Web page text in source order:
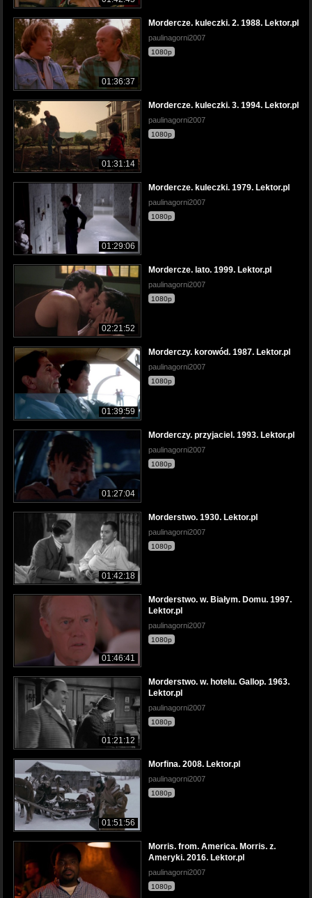
01:36:37
Mordercze. kuleczki. 2. 1988. Lektor.pl
paulinagorni2007
1080p
01:31:14
Mordercze. kuleczki. 3. 1994. Lektor.pl
paulinagorni2007
1080p
01:29:06
Mordercze. kuleczki. 1979. Lektor.pl
paulinagorni2007
1080p
02:21:52
Mordercze. lato. 1999. Lektor.pl
paulinagorni2007
1080p
01:39:59
Morderczy. korowód. 1987. Lektor.pl
paulinagorni2007
1080p
01:27:04
Morderczy. przyjaciel. 1993. Lektor.pl
paulinagorni2007
1080p
01:42:18
Morderstwo. 1930. Lektor.pl
paulinagorni2007
1080p
01:46:41
Morderstwo. w. Białym. Domu. 1997.
Lektor.pl
paulinagorni2007
1080p
01:21:12
Morderstwo. w. hotelu. Gallop. 1963.
Lektor.pl
paulinagorni2007
1080p
01:51:56
Morfina. 2008. Lektor.pl
paulinagorni2007
1080p
Morris. from. America. Morris. z.
Ameryki. 2016. Lektor.pl
paulinagorni2007
1080p